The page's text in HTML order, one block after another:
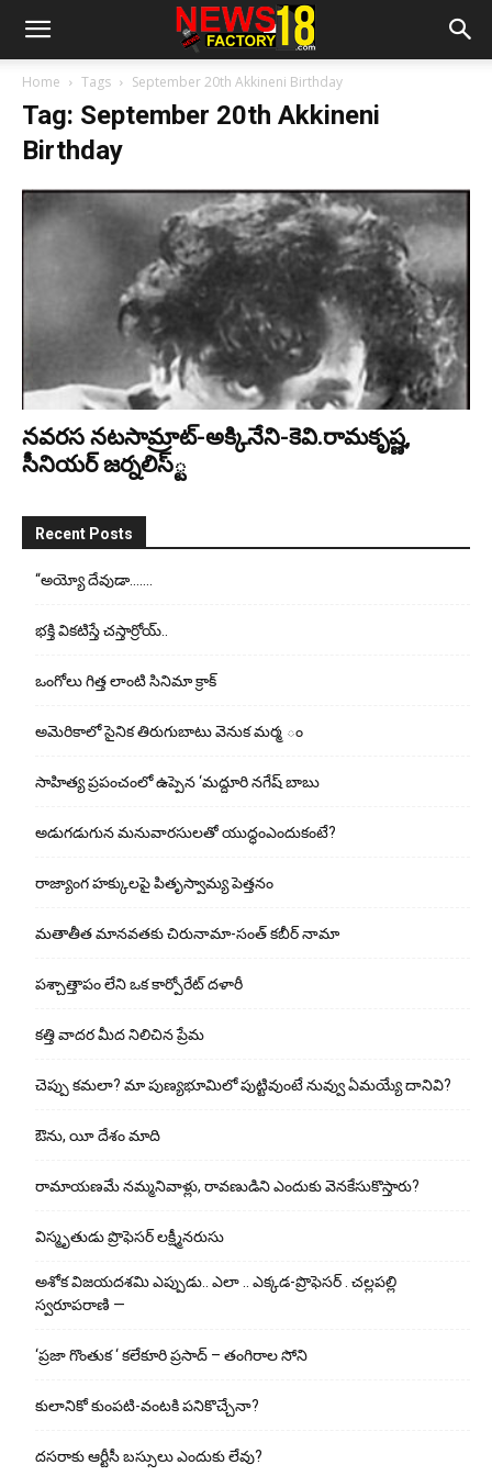
Home Tags September 20th Akkineni Birthday
Tag: September 20th Akkineni
Birthday
న‌వ‌ర‌స న‌ట‌సామ్రాట్‌-అక్కినేని-కెవి.రామ‌కృష్ణ‌,
సీనియ‌ర్ జ‌ర్న‌లిస్్ట‌
Recent Posts
“అయ్యో దేవుడా…….
భ‌క్తి విక‌టిస్తే చ‌స్తార్రోయ్‌..
ఒంగోలు గిత్త లాంటి సినిమా క్రాక్
అమెరికాలో సైనిక తిరుగుబాటు వెనుక మర్మ ం
సాహిత్య ప్రపంచంలో ఉప్పెన ‘మద్దూరి నగేష్ బాబు
అడుగ‌డుగున మ‌నువార‌సుల‌తో యుద్ధంఎందుకంటే?
రాజ్యాంగ హక్కులపై పితృస్వామ్య పెత్తనం
మతాతీత మానవతకు చిరునామా-సంత్ కబీర్ నామా
పశ్చాత్తాపం లేని ఒక కార్పోరేట్ దళారీ
కత్తి వాదర మీద నిలిచిన ప్రేమ
చెప్పు క‌మ‌లా? మా పుణ్యభూమిలో పుట్టివుంటే నువ్వు ఏమయ్యే దానివి?
ఔను, యీ దేశం మాది
రామాయణమే నమ్మనివాళ్లు, రావణుడిని ఎందుకు వెనకేసుకొస్తారు?
విస్మృతుడు ప్రొఫెసర్ లక్ష్మీనరుసు
అశోక విజ‌య‌ద‌శ‌మి ఎప్పుడు.. ఎలా .. ఎక్క‌డ‌-ప్రొఫెసర్ . చల్లపల్లి
స్వరూపరాణి —
‘ప్రజా గొంతుక ‘ కలేకూరి ప్రసాద్ – తంగిరాల సోని
కులానికో కుంప‌టి-వంట‌కి ప‌నికొచ్చేనా?
ద‌స‌రాకు ఆర్టీసీ బ‌స్సులు ఎందుకు లేవు?